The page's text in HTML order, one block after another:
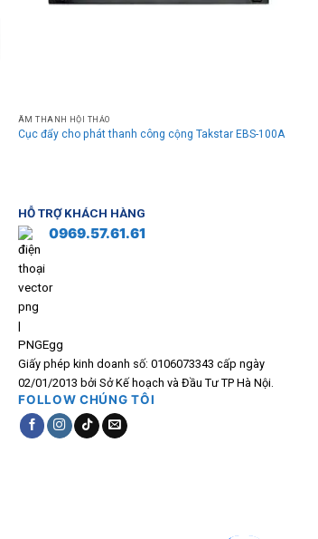
ÂM THANH HỘI THẢO
Cục đẩy cho phát thanh công cộng Takstar EBS-100A
HỖ TRỢ KHÁCH HÀNG
0969.57.61.61
Giấy phép kinh doanh số: 0106073343 cấp ngày
02/01/2013 bởi Sở Kế hoạch và Đầu Tư TP Hà Nội.
FOLLOW CHÚNG TÔI